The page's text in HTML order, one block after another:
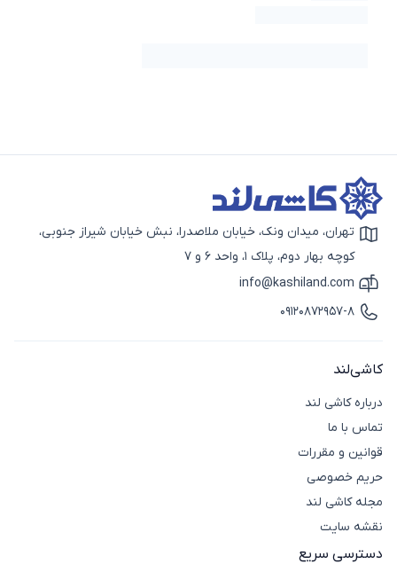
آیکون نقشه
تهران، میدان ونک، خیابان ملاصدرا، نبش خیابان شیراز جنوبی،
کوچه بهار دوم، پلاک 1، واحد 6 و 7
آیکون ایمیل
info@kashiland.com
آیکون تماس
09120872957-8
کاشی‌لند
درباره کاشی لند
تماس با ما
قوانین و مقررات
حریم خصوصی
مجله کاشی لند
نقشه سایت
دسترسی سریع